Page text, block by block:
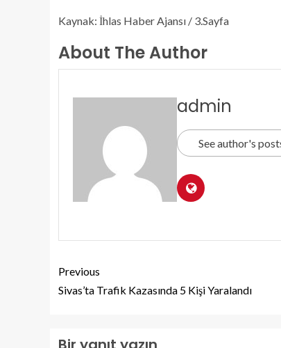
Kaynak: İhlas Haber Ajansı / 3.Sayfa
About The Author
admin
See author's
Previous
Sivas’ta Trafik Kazasında 5 Kişi Yaralandı